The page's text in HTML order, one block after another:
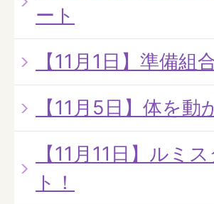
ート
【11月1日】準備
【11月5日】体を
【11月11日】ル
ト！